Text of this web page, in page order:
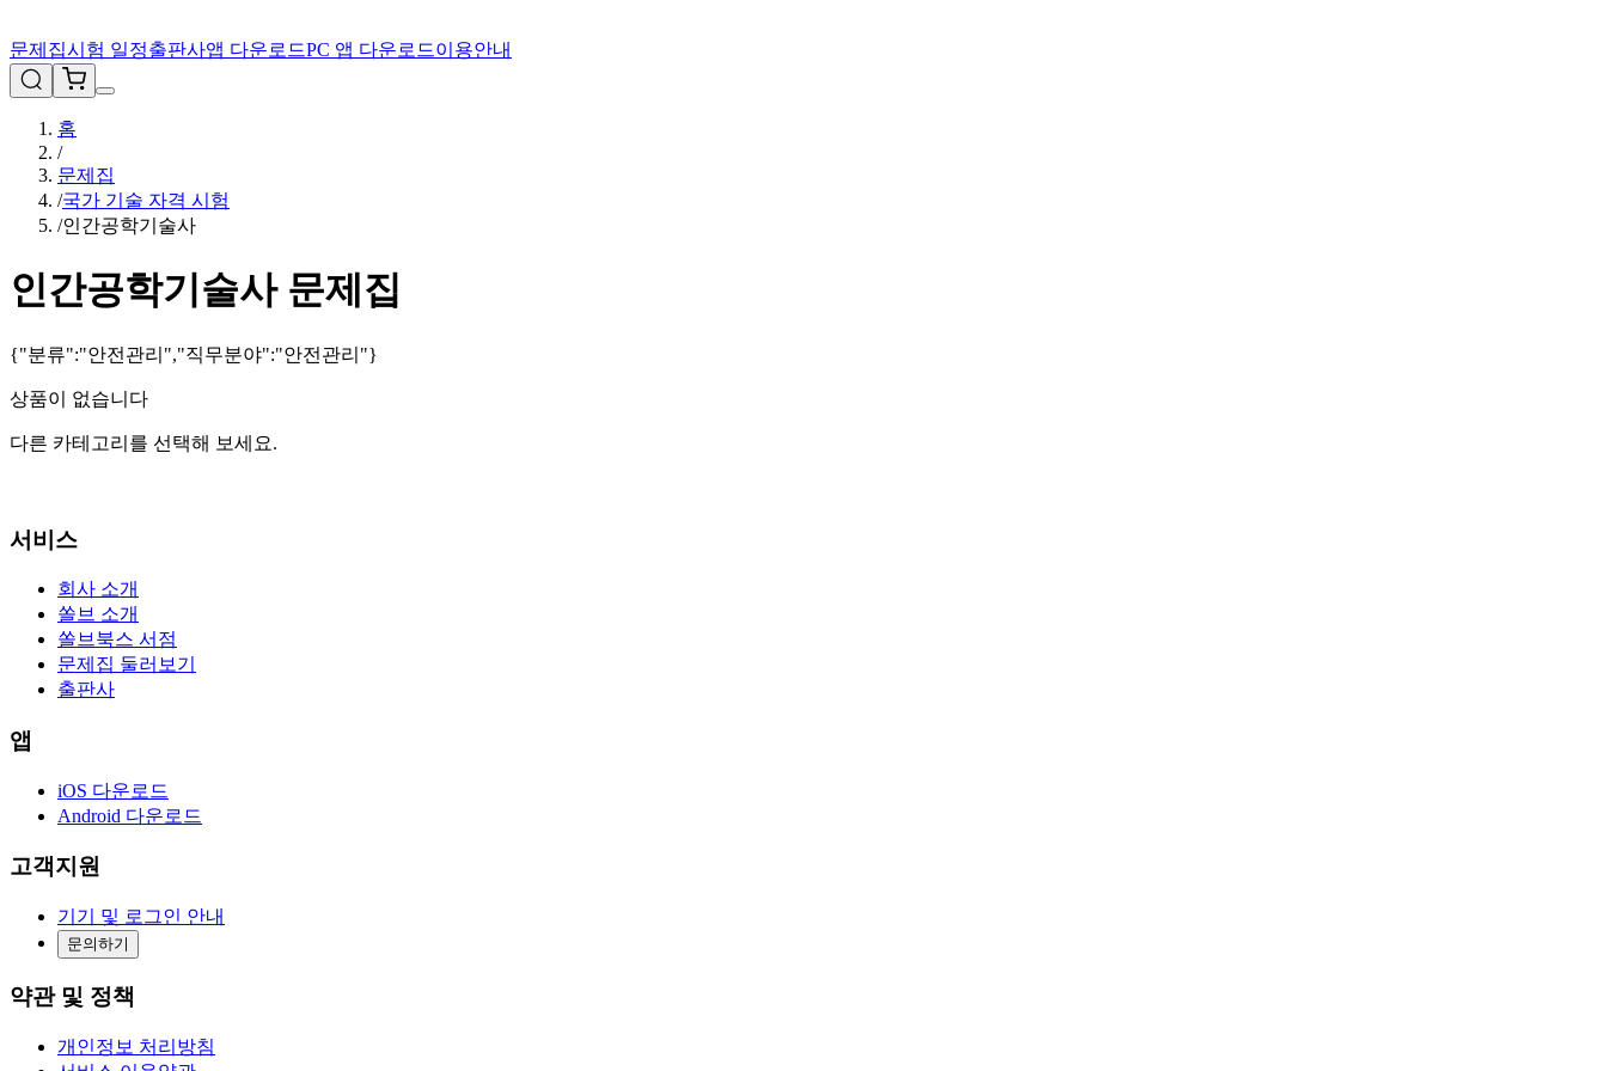
문제집시험 일정출판사앱 다운로드PC 앱 다운로드이용안내
홈
/
문제집
/국가 기술 자격 시험
/인간공학기술사
인간공학기술사문제집
{"분류":"안전관리","직무분야":"안전관리"}
상품이 없습니다
다른 카테고리를 선택해 보세요.
서비스
회사 소개
쏠브 소개
쏠브북스 서점
문제집 둘러보기
출판사
앱
iOS 다운로드
Android 다운로드
고객지원
기기 및 로그인 안내
문의하기
약관 및 정책
개인정보 처리방침